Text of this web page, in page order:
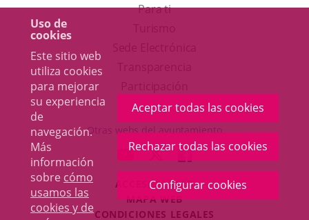
Uso de
cookies
Este sitio web
utiliza cookies
para mejorar
su experiencia
de
navegación.
Más
información
sobre cómo
usamos las
cookies y de
Aceptar todas las cookies
Rechazar todas las cookies
Configurar cookies
Para ti
en
una
ventana
nueva.
aplicación
externa.
Otras webs del ayuntamiento
ENLACE
A
UNA
APLICACIÓN
ENLACE
A
UNA
APLICACIÓN
ENLACE
A
UNA
ACCESIBILIDAD
MAPA WEB
CONDICIONES LEGALES